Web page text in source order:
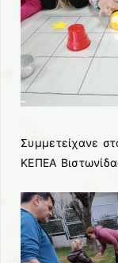
Συμμετείχανε
ΚΕΠΕΑ